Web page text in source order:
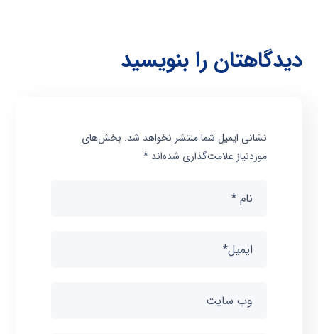
دیدگاهتان را بنویسید
نشانی ایمیل شما منتشر نخواهد شد. بخش‌های
موردنیاز علامت‌گذاری شده‌اند*